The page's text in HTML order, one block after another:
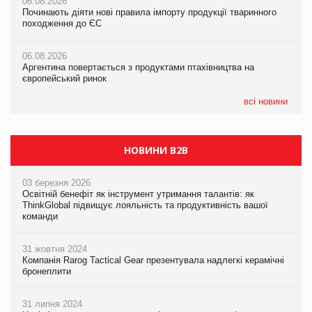
Починають діяти нові правила імпорту продукції тваринного
походження до ЄС
06.08.2026
Аргентина повертається з продуктами птахівництва на
європейський ринок
всі новини
ударів по українському бізнесу за час повномасштабної війни
Смачне поповнення дитячого меню: у VARUS з’явилися
новинки від ТМ ТОКЕРИ
Починають діяти нові правила імпорту продукції тваринного
походження до ЄС
06.08.2026
Аргентина повертається з продуктами птахівництва на
європейський ринок
НОВИНИ B2B
03 березня 2026
Освітній бенефіт як інструмент утримання талантів: як
ThinkGlobal підвищує лояльність та продуктивність вашої
команди
31 жовтня 2024
Компанія Rarog Tactical Gear презентувала надлегкі керамічні
бронеплити
31 липня 2024